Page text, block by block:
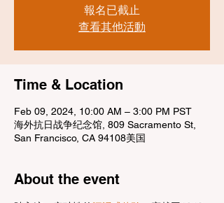
報名已截止
查看其他活動
Time & Location
Feb 09, 2024, 10:00 AM – 3:00 PM PST
海外抗日战争纪念馆, 809 Sacramento St,
San Francisco, CA 94108美国
About the event